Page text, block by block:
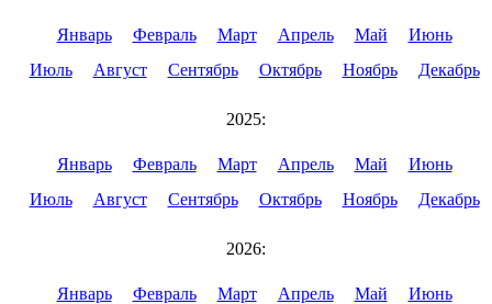
Январь Февраль Март Апрель Май
Июнь
Июль
Август Сентябрь Октябрь Ноябрь Декабрь
2025:
Январь Февраль Март Апрель Май
Июнь
Июль
Август Сентябрь Октябрь Ноябрь Декабрь
2026:
Январь Февраль Март Апрель Май
Июнь